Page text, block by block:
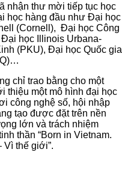
nhận thư mời tiếp tục học
học hàng đầu như Đại học
(Cornell), Đại học Công
học Illinois Urbana-
(PKU), Đại học Quốc gia
chỉ trao bằng cho một
thiệu một mô hình đại học
công nghệ số, hội nhập
tạo được đặt trên nền
lớn và trách nhiệm
thần “Born in Vietnam.
Vì thế giới”.